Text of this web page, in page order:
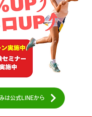
は公式LINEから